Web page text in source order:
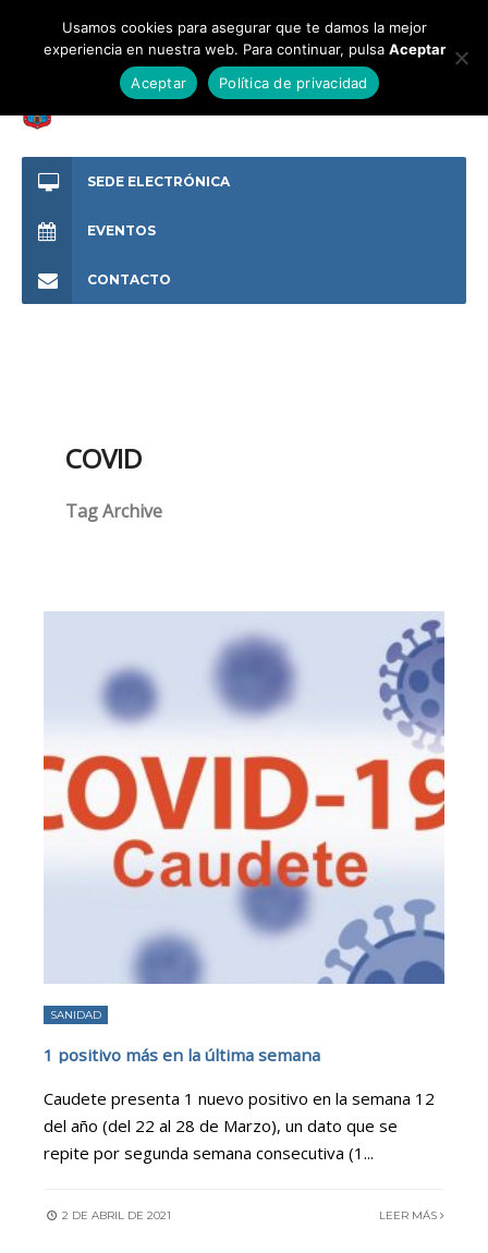
SEDE ELECTRÓNICA
EVENTOS
CONTACTO
COVID
Tag Archive
SANIDAD
1 positivo más en la última semana
Caudete presenta 1 nuevo positivo en la semana 12
del año (del 22 al 28 de Marzo), un dato que se
repite por segunda semana consecutiva (1 ...
2 DE ABRIL DE 2021 LEER MÁS
Usamos cookies para asegurar que te damos la mejor
experiencia en nuestra web. Para continuar, pulsa Aceptar
Aceptar
Política de privacidad